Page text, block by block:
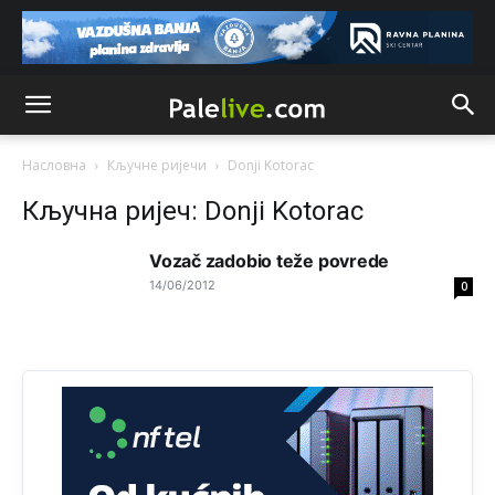
Насловна Кључне ријечи Donji Kotorac
Кључна ријеч: Donji Kotorac
Vozač zadobio teže povrede
14/06/2012 0
Анонимно2810587 јуче
11:11
pusti ih ciganija...pocetkom ovog vjeka,neko rece za
besjedi znam ja dobro sta je bilo u Ag-ci...
Proguglajte
Nije u svijetu problem,nahraniti siromasnd,kako nahraniti
bogate!?